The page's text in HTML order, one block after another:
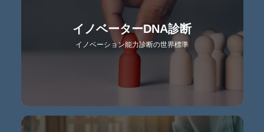
イノベーターDNA診断
イノベーション能力診断の世界標準